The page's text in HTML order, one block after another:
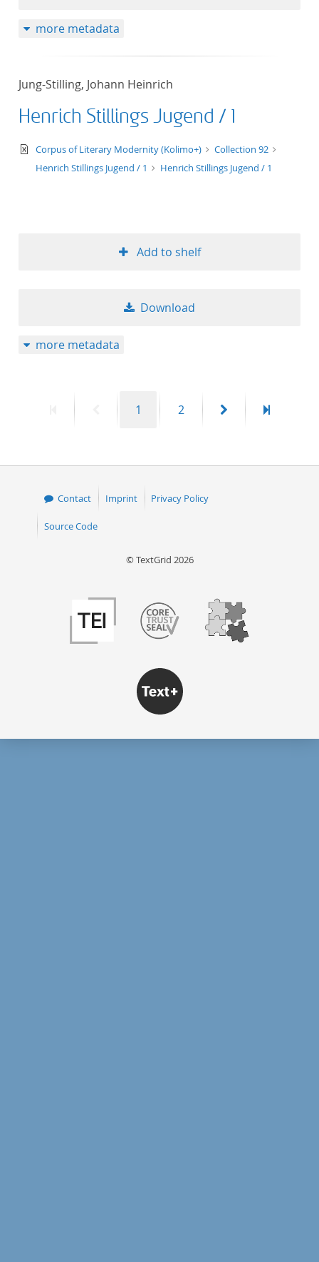
more metadata
Jung-Stilling, Johann Heinrich
Henrich Stillings Jugend / 1
text/xml
Corpus of Literary Modernity (Kolimo+)
Collection 92
Henrich Stillings Jugend / 1
Henrich Stillings Jugend / 1
Add to shelf
Download
more metadata
PreviousPage
1 Page
2
Next
Last
Contact Imprint Privacy Policy
Source Code
© TextGrid 2026